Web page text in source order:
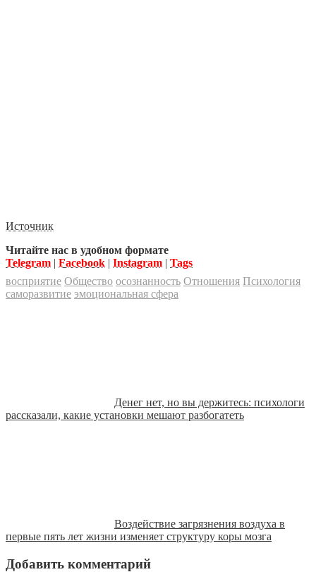
Источник
Читайте нас в удобном формате
Telegram | Facebook | Instagram | Tags
восприятие Общество осознанность Отношения Психология
саморазвитие эмоциональная сфера
Денег нет, но вы держитесь: психологи
рассказали, какие установки мешают разбогатеть
Воздействие загрязнения воздуха в
первые пять лет жизни изменяет структуру коры мозга
Добавить комментарий